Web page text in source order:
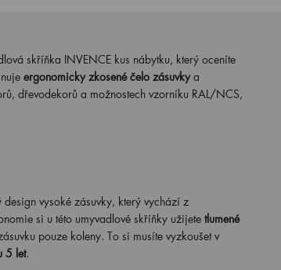
skříňka INVENCE kus nábytku, který oceníte
ergonomicky zkosené čelo zásuvkya
dřevodekorů a možnostech vzorníku RAL/NCS,
vysoké zásuvky, který vychází z
si u této umyvadlové skříňky užijete tlumené
pouze koleny. To si musíte vyzkoušet v
5 let.